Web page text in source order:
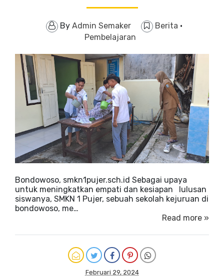
By Admin Semaker Berita ·
Pembelajaran
Bondowoso, smkn1pujer.sch.id Sebagai upaya
untuk meningkatkan empati dan kesiapan lulusan
siswanya, SMKN 1 Pujer, sebuah sekolah kejuruan di
bondowoso, me…
Read more »
Februari 29, 2024